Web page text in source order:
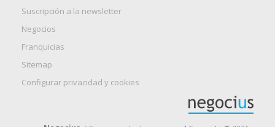
Suscripción a la newsletter
Negocios
Franquicias
Sitemap
Configurar privacidad y cookies